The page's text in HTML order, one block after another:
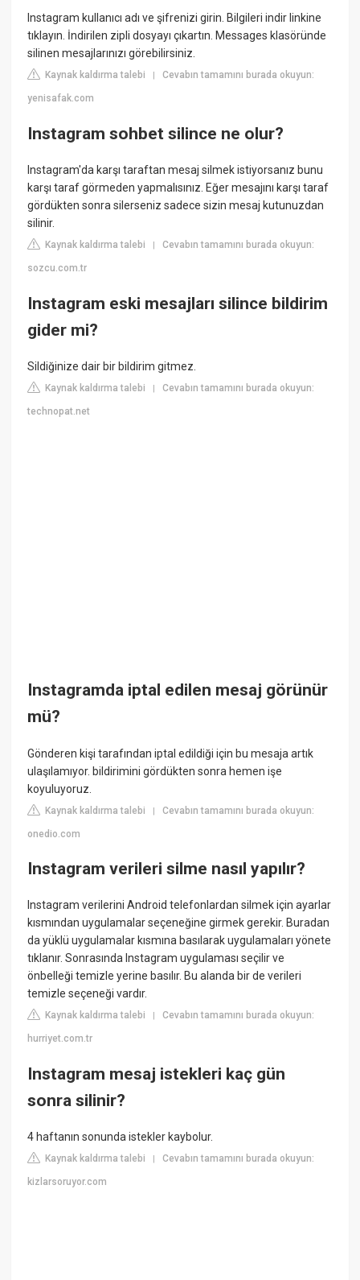
Instagram kullanıcı adı ve şifrenizi girin. Bilgileri indir linkine
tıklayın. İndirilen zipli dosyayı çıkartın. Messages klasöründe
silinen mesajlarınızı görebilirsiniz.
Kaynak kaldırma talebi |Cevabın tamamını burada okuyun:
yenisafak.com
Instagram sohbet silince ne olur?
Instagram'da karşı taraftan mesaj silmek istiyorsanız bunu
karşı taraf görmeden yapmalısınız. Eğer mesajını karşı taraf
gördükten sonra silerseniz sadece sizin mesaj kutunuzdan
silinir.
Kaynak kaldırma talebi |Cevabın tamamını burada okuyun:
sozcu.com.tr
Instagram eski mesajları silince bildirim
gider mi?
Sildiğinize dair bir bildirim gitmez.
Kaynak kaldırma talebi |Cevabın tamamını burada okuyun:
technopat.net
Instagramda iptal edilen mesaj görünür
mü?
Gönderen kişi tarafından iptal edildiği için bu mesaja artık
ulaşılamıyor. bildirimini gördükten sonra hemen işe
koyuluyoruz.
Kaynak kaldırma talebi |Cevabın tamamını burada okuyun:
onedio.com
Instagram verileri silme nasıl yapılır?
Instagram verilerini Android telefonlardan silmek için ayarlar
kısmından uygulamalar seçeneğine girmek gerekir. Buradan
da yüklü uygulamalar kısmına basılarak uygulamaları yönete
tıklanır. Sonrasında Instagram uygulaması seçilir ve
önbelleği temizle yerine basılır. Bu alanda bir de verileri
temizle seçeneği vardır.
Kaynak kaldırma talebi |Cevabın tamamını burada okuyun:
hurriyet.com.tr
Instagram mesaj istekleri kaç gün
sonra silinir?
4 haftanın sonunda istekler kaybolur.
Kaynak kaldırma talebi |Cevabın tamamını burada okuyun:
kizlarsoruyor.com